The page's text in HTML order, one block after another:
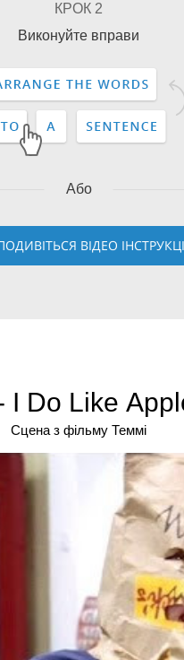
КРОК 2
Виконуйте вправи
Або
ВІДЕО
I Do Like
Сцена з фільму Теммі